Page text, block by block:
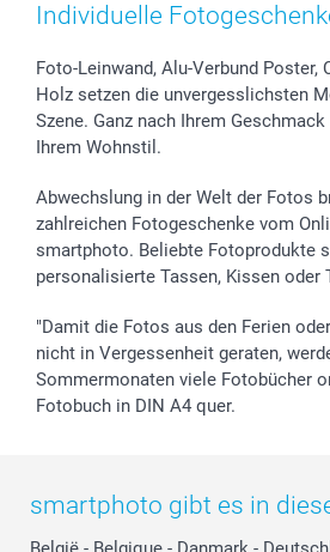
Individuelle
Foto-Leinwand, Alu-Verbund Poster,
Holz setzen die unvergesslichsten
Szene. Ganz nach Ihrem
Ihrem Wohnstil.
Abwechslung in der Welt der Fotos
zahlreichen Fotogeschenke vom
smartphoto. Beliebte Fotoprodukte
personalisierte Tassen, Kissen oder
"Damit die Fotos aus den Ferien
nicht in Vergessenheit geraten,
Sommermonaten viele Fotobücher
Fotobuch in DIN A4 quer.
smartphoto gibt es in